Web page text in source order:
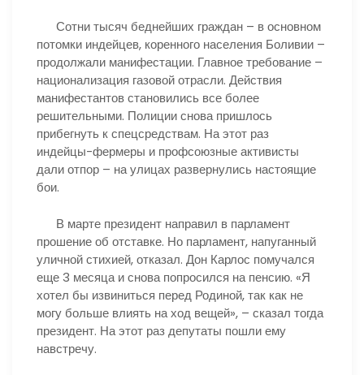
Сотни тысяч беднейших граждан – в основном
потомки индейцев, коренного населения Боливии –
продолжали манифестации. Главное требование –
национализация газовой отрасли. Действия
манифестантов становились все более
решительными. Полиции снова пришлось
прибегнуть к спецсредствам. На этот раз
индейцы-фермеры и профсоюзные активисты
дали отпор – на улицах развернулись настоящие
бои.
В марте президент направил в парламент
прошение об отставке. Но парламент, напуганный
уличной стихией, отказал. Дон Карлос помучался
еще 3 месяца и снова попросился на пенсию. «Я
хотел бы извиниться перед Родиной, так как не
могу больше влиять на ход вещей», – сказал тогда
президент. На этот раз депутаты пошли ему
навстречу.